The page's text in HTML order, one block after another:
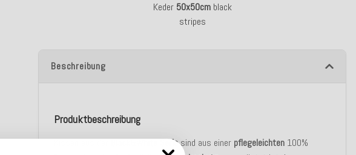
Keder 50x50cmblack
stripes
Beschreibung
Produktbeschreibung
Kissen aus derBlack&White Seriesind aus einer pflegeleichten 100%